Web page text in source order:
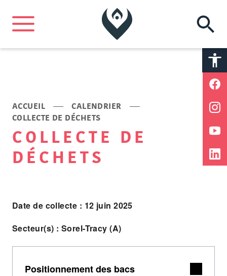
A
ACCUEIL
CALENDRIER
COLLECTE DE DÉCHETS
COLLECTE DE
DÉCHETS
Date de collecte : 12 juin 2025
Secteur(s) : Sorel-Tracy (A)
Positionnement des bacs